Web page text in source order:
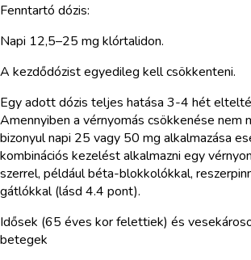
Fenntartó dózis:
Napi 12,5–25 mg klórtalidon.
A kezdődózist egyedileg kell csökkenteni.
Egy adott dózis teljes hatása 3-4 hét
Amennyiben a vérnyomás csökkenése nem
bizonyul napi 25 vagy 50 mg alkalmazása
kombinációs kezelést alkalmazni egy
szerrel, például béta-blokkolókkal,
gátlókkal (lásd 4.4 pont).
Idősek (65 éves kor felettiek) és
betegek